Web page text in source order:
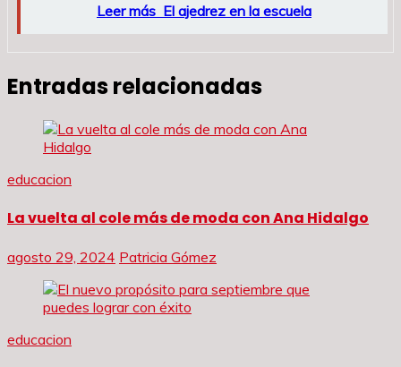
Leer más El ajedrez en la escuela
Entradas relacionadas
educacion
La vuelta al cole más de moda con Ana Hidalgo
agosto 29, 2024 Patricia Gómez
educacion